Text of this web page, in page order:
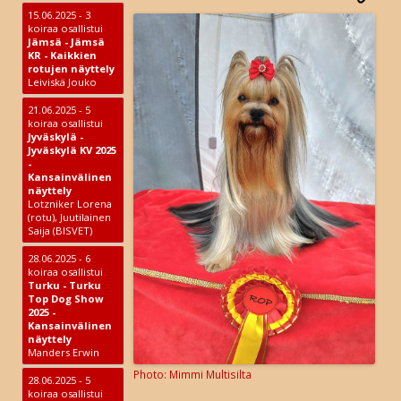
15.06.2025 - 3
koiraa osallistui
Jämsä - Jämsä
KR - Kaikkien
rotujen näyttely
Leiviskä Jouko
21.06.2025 - 5
koiraa osallistui
Jyväskylä -
Jyväskylä KV 2025
-
Kansainvälinen
näyttely
Lotzniker Lorena
(rotu), Juutilainen
Saija (BISVET)
28.06.2025 - 6
koiraa osallistui
Turku - Turku
Top Dog Show
2025 -
Kansainvälinen
näyttely
Manders Erwin
28.06.2025 - 5
koiraa osallistui
Mimmi Multisilta